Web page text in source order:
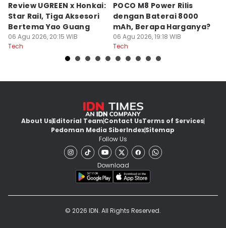
Review UGREEN x Honkai:
Star Rail, Tiga Aksesori
Bertema Yao Guang
06 Agu 2026, 20:15 WIB
Tech
POCO M8 Power Rilis
dengan Baterai 8000
mAh, Berapa Harganya?
06 Agu 2026, 19:18 WIB
Tech
About UsEditorial TeamContact UsTerms of Services
Pedoman Media SiberIndexSitemap
Follow Us
Download
© 2026 IDN. All Rights Reserved.